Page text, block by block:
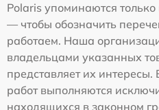
Polaris упоминаются
— чтобы обозначить
работаем. Наша
владельцами указанных
представляет их
работ выполняются
находящихся в законном